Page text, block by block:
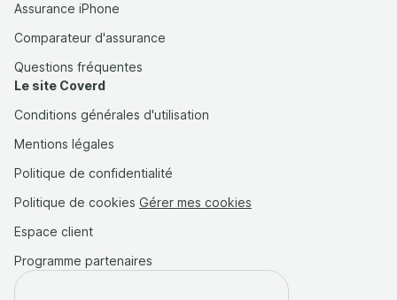
Assurance iPhone
Comparateur d'assurance
Questions fréquentes
Le site Coverd
Conditions générales d'utilisation
Mentions légales
Politique de confidentialité
Politique de cookies Gérer mes cookies
Espace client
Programme partenaires